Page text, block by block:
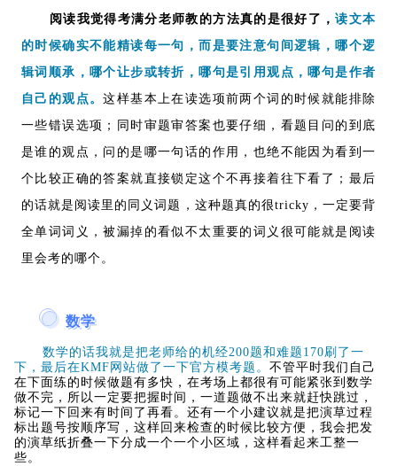
阅读我觉得考满分老师教的方法真的是很好了，读文本
的时候确实不能精读每一句，而是要注意句间逻辑，哪个逻
辑词顺承，哪个让步或转折，哪句是引用观点，哪句是作者
自己的观点。这样基本上在读选项前两个词的时候就能排除
一些错误选项；同时审题审答案也要仔细，看题目问的到底
是谁的观点，问的是哪一句话的作用，也绝不能因为看到一
个比较正确的答案就直接锁定这个不再接着往下看了；最后
的话就是阅读里的同义词题，这种题真的很tricky，一定要背
全单词词义，被漏掉的看似不太重要的词义很可能就是阅读
里会考的哪个。
数学
数学的话我就是把老师给的机经200题和难题170刷了一
下，最后在KMF网站做了一下官方模考题。 不管平时我们自己
在下面练的时候做题有多快，在考场上都很有可能紧张到数学
做不完，所以一定要把握时间，一道题做不出来就赶快跳过，
标记一下回来有时间了再看。还有一个小建议就是把演草过程
标出题号按顺序写，这样回来检查的时候比较方便，我会把发
的演草纸折叠一下分成一个一个小区域，这样看起来工整一
些。